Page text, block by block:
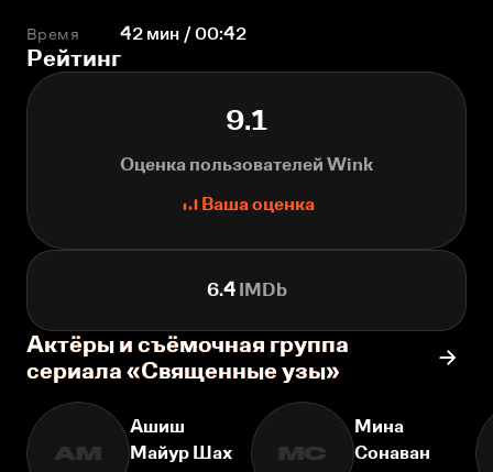
Время 42 мин / 00:42
Рейтинг
9.1
Оценка пользователей Wink
Ваша оценка
6.4IMDb
Актёры и съёмочная группа
сериала «Священные узы»
АМ
Ашиш
Майур Шах
МС
Мина
Сонаван